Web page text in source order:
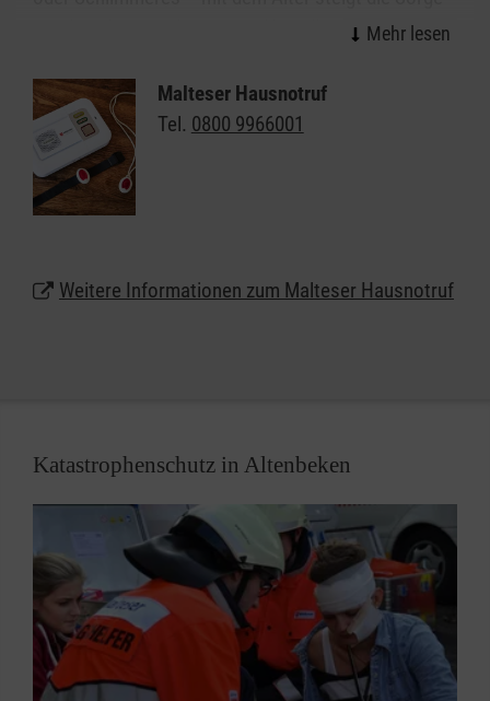
vor den kleinen oder großen Notfällen im Alltag. Wie
Hausnotruf können Sie oder Ihre Angehörigen allein
weiter selbstbestimmt und unbeschwert zu Hause
in Altenbeken leben. Das kleine, handliche Gerät
kann wie eine Armbanduhr am Handgelenk getragen
werden oder auf Wunsch auch als Halskette.
beraten und erhalten weitere Informationen zum
Malteser Hausnotruf
Tel. 0800 9966001
Weitere Informationen zum Malteser Hausnotruf
Katastrophenschutz in Altenbeken